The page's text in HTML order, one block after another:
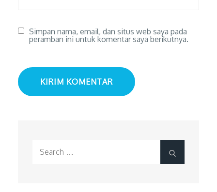
Simpan nama, email, dan situs web saya pada
peramban ini untuk komentar saya berikutnya.